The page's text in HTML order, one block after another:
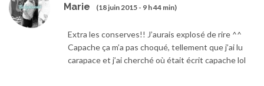
Marie (18 juin 2015 - 9 h 44 min)
Extra les conserves!! J’aurais explosé de rire ^^
Capache ça m’a pas choqué, tellement que j’ai lu
carapace et j’ai cherché où était écrit capache lol